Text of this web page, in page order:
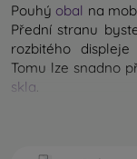
Pouhý obal na
Přední stranu
rozbitého
Tomu lze snadno
skla
Nerozbitné sklo
zůstane displej